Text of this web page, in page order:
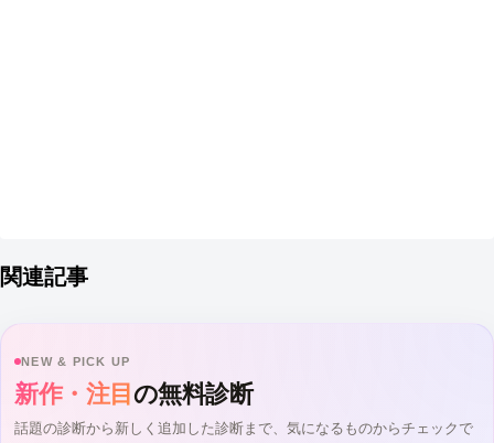
関連記事
NEW & PICK UP
新作・注目 の無料診断
話題の診断から新しく追加した診断まで、気になるものからチェックで